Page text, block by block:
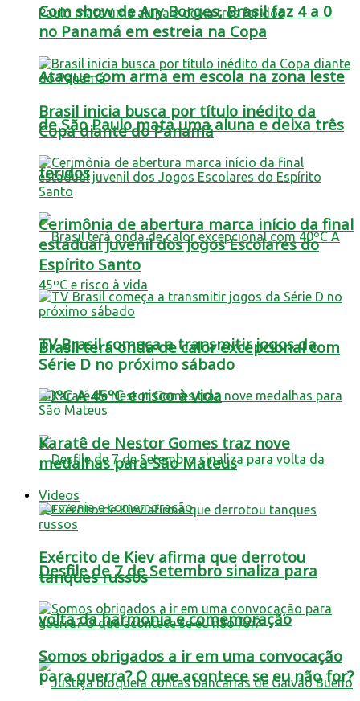
Ataque com arma em escola na zona leste
de São Paulo mata uma aluna e deixa três
feridos
Brasil terá onda de calor excepcional com
40ºC A 45ºC e risco à vida
Desfile de 7 de Setembro sinaliza para
volta da harmonia e comemoração
Com show de Ary Borges, Brasil faz 4 a 0
no Panamá em estreia na Copa
Brasil inicia busca por título inédito da
Copa diante do Panamá
Cerimônia de abertura marca início da final
estadual juvenil dos Jogos Escolares do
Espírito Santo
TV Brasil começa a transmitir jogos da
Série D no próximo sábado
Karatê de Nestor Gomes traz nove
medalhas para São Mateus
Videos
Exército de Kiev afirma que derrotou
tanques russos
Somos obrigados a ir em uma convocação
para guerra? O que acontece se eu não for?